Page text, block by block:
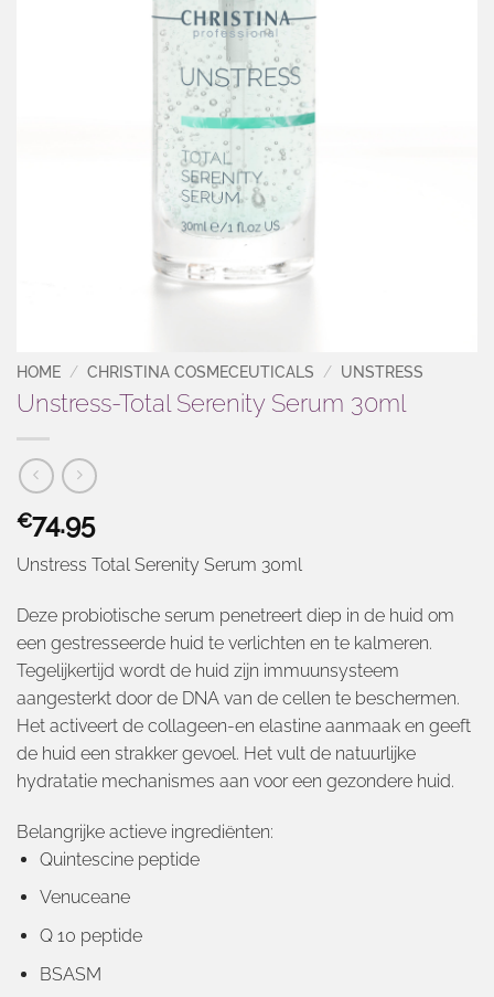
HOME / CHRISTINA COSMECEUTICALS / UNSTRESS
Unstress-Total Serenity Serum 30ml
€74.95
Unstress Total Serenity Serum 30ml
Deze probiotische serum penetreert diep in de huid om
een gestresseerde huid te verlichten en te kalmeren.
Tegelijkertijd wordt de huid zijn immuunsysteem
aangesterkt door de DNA van de cellen te beschermen.
Het activeert de collageen-en elastine aanmaak en geeft
de huid een strakker gevoel. Het vult de natuurlijke
hydratatie mechanismes aan voor een gezondere huid.
Belangrijke actieve ingrediënten:
Quintescine peptide
Venuceane
Q 10 peptide
BSASM